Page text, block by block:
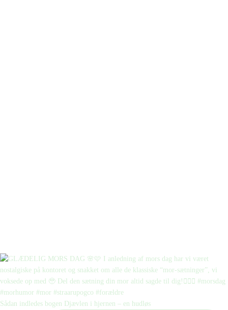
Sådan indledes bogen Djævlen i hjernen – en hudløs